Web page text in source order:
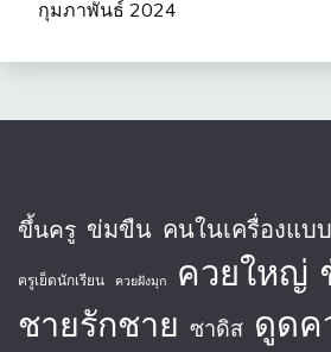
กุมภาพันธ์ 2024
ขึ้นครู ข่มขืน คนในเครื่องแบบ
ครูเย็ดนักเรียน ควยฝังมุก ควยใหญ่
ชายรักชาย ซาดิส ดูดค